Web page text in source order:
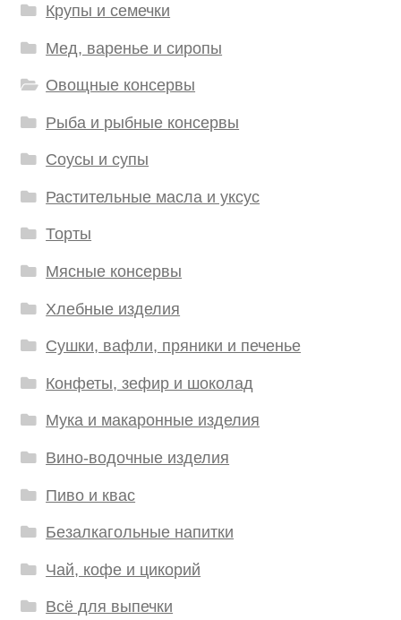
Крупы и семечки
Мед, варенье и сиропы
Овощные консервы
Рыба и рыбные консервы
Соусы и супы
Растительные масла и уксус
Торты
Мясные консервы
Хлебные изделия
Сушки, вафли, пряники и печенье
Конфеты, зефир и шоколад
Мука и макаронные изделия
Вино-водочные изделия
Пиво и квас
Безалкагольные напитки
Чай, кофе и цикорий
Всё для выпечки